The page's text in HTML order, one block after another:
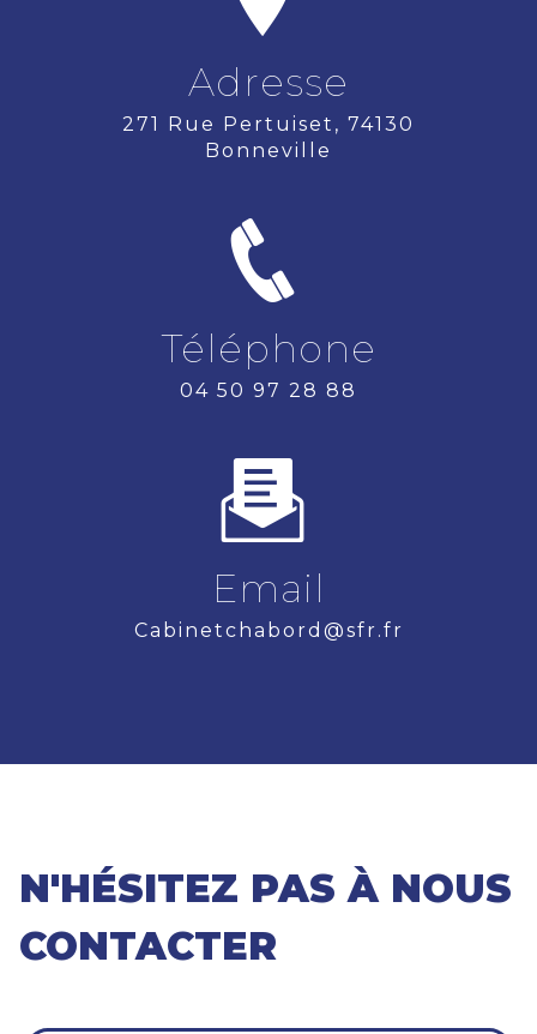
Adresse
271 Rue Pertuiset, 74130
Bonneville
Téléphone
04 50 97 28 88
Email
cabinetchabord@sfr.fr
N'HÉSITEZ PAS À NOUS
CONTACTER